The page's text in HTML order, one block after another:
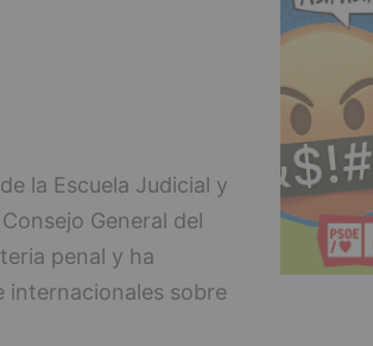
la Escuela Judicial y
General del
penal y ha
internacionales sobre